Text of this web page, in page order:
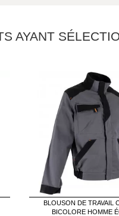
AYANT
BLOUSON DE TRAVAIL
BICOLORE HOMME